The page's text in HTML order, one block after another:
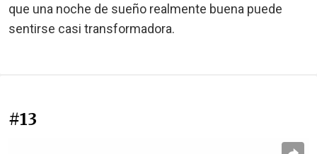
que una noche de sueño realmente buena puede
sentirse casi transformadora.
#13